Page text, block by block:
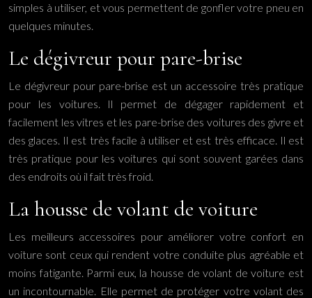
simples à utiliser, et vous permettent de gonfler votre pneu en
quelques minutes.
Le dégivreur pour pare-brise
Le dégivreur pour pare-brise est un accessoire très pratique
pour les voitures. Il permet de dégager rapidement et
facilement les vitres et les pare-brise des voitures des givre et
des glaces. Il est très facile à utiliser et est très efficace. Il est
très pratique pour les voitures qui sont souvent garées dans
des endroits où il fait très froid.
La housse de volant de voiture
Les meilleurs accessoires pour améliorer votre confort en
voiture sont ceux qui rendent votre conduite plus agréable et
moins fatigante. Parmi eux, la housse de volant de voiture est
un incontournable. Elle permet de protéger votre volant des